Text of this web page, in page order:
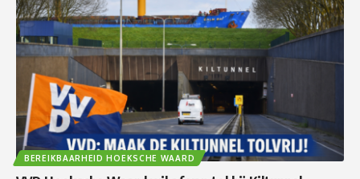
BEREIKBAARHEID HOEKSCHE WAARD